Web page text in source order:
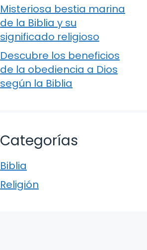
Misteriosa bestia marina
de la Biblia y su
significado religioso
Descubre los beneficios
de la obediencia a Dios
según la Biblia
Categorías
Biblia
Religión